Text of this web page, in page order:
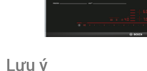
Lưu ý